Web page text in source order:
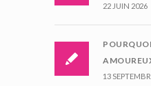
22 JUIN 2026
13